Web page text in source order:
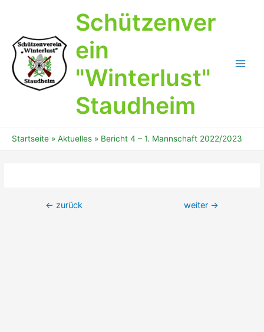
Schützenver
ein
"Winterlust"
Staudheim
Startseite Aktuelles Bericht 4 – 1. Mannschaft 2022/2023
Beitrags-
← zurück weiter →